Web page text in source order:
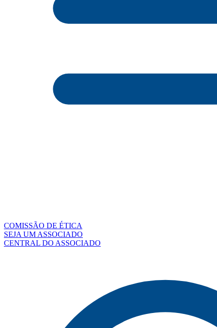
COMISSÃO DE ÉTICA
SEJA UM ASSOCIADO
CENTRAL DO ASSOCIADO